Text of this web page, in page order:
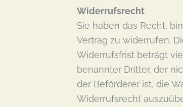
Widerrufsrecht
Sie haben das Recht,
Vertrag zu widerrufen.
Widerrufsfrist beträgt
benannter Dritter, der
der Beförderer ist, die
Widerrufsrecht